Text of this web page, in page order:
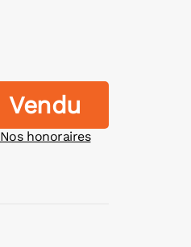
Vendu
Nos honoraires